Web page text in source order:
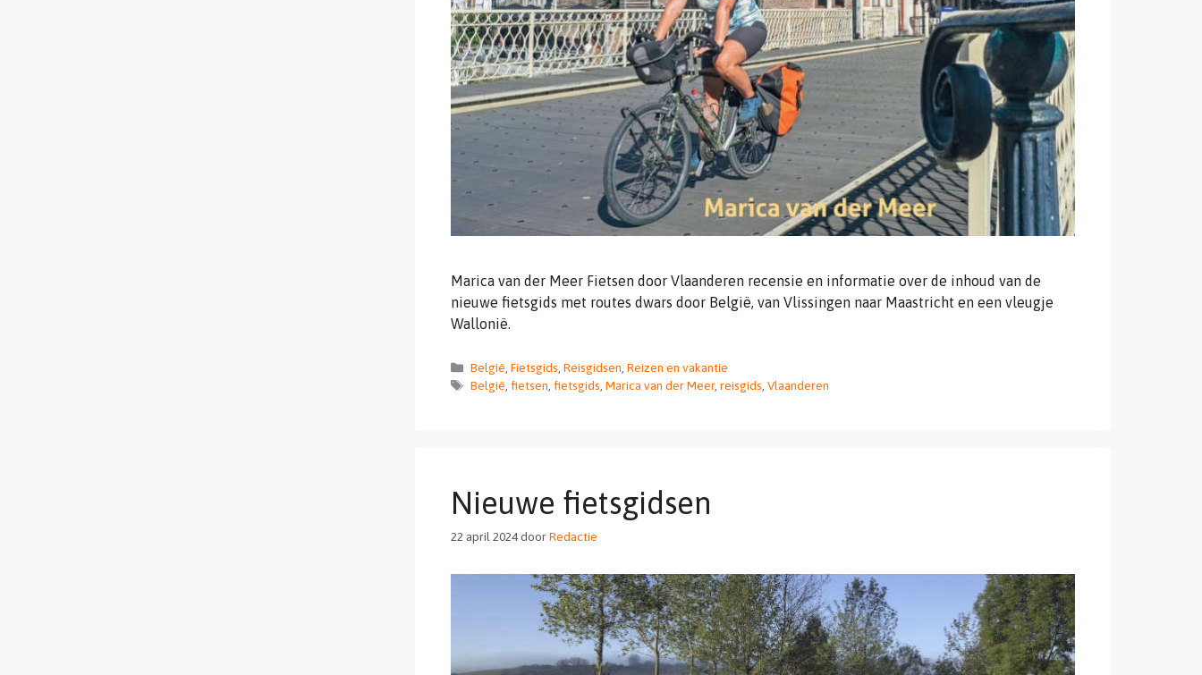
Marica van der Meer Fietsen door Vlaanderen recensie en informatie over de inhoud van de
nieuwe fietsgids met routes dwars door België, van Vlissingen naar Maastricht en een vleugje
Wallonië.
Categorieën
België Fietsgids Reisgidsen Reizen en vakantie
Tags
België fietsen fietsgids Marica van der Meer, reisgids Vlaanderen
Nieuwe fietsgidsen
22 april 2024doorRedactie